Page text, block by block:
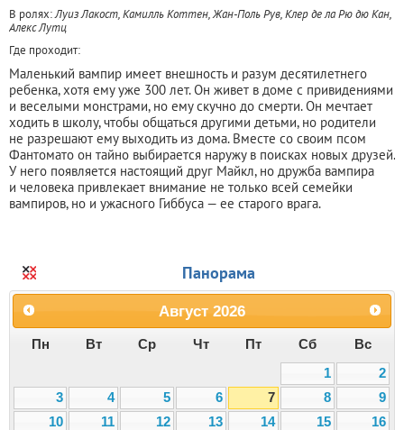
В ролях:Луиз Лакост, Камилль Коттен, Жан-Поль Рув, Клер де ла Рю дю Кан,
Алекс Лутц
Где проходит:
Маленький вампир имеет внешность и разум десятилетнего
ребенка, хотя ему уже 300 лет. Он живет в доме с привидениями
и веселыми монстрами, но ему скучно до смерти. Он мечтает
ходить в школу, чтобы общаться другими детьми, но родители
не разрешают ему выходить из дома. Вместе со своим псом
Фантомато он тайно выбирается наружу в поисках новых друзей.
У него появляется настоящий друг Майкл, но дружба вампира
и человека привлекает внимание не только всей семейки
вампиров, но и ужасного Гиббуса — ее старого врага.
Панорама
Август 2026
Пн Вт Ср Чт Пт Сб
Вс
1
2
3
4 5 6 7 8
9
10
11 12 13 14 15
16